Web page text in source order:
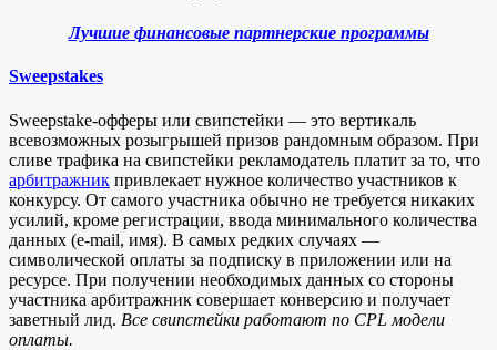
Лучшие финансовые партнерские программы
Sweepstakes
Sweepstake-офферы или свипстейки — это вертикаль
всевозможных розыгрышей призов рандомным образом. При
сливе трафика на свипстейки рекламодатель платит за то, что
арбитражник привлекает нужное количество участников к
конкурсу. От самого участника обычно не требуется никаких
усилий, кроме регистрации, ввода минимального количества
данных (e-mail, имя). В самых редких случаях —
символической оплаты за подписку в приложении или на
ресурсе. При получении необходимых данных со стороны
участника арбитражник совершает конверсию и получает
заветный лид. Все свипстейки работают по CPL модели
оплаты.